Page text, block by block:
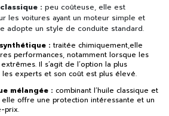
: peu coûteuse, elle est
les voitures ayant un moteur simple et
adopte un style de conduite standard.
: traitée chimiquement,elle
performances, notamment lorsque les
Il s’agit de l’option la plus
experts et son coût est plus élevé.
mélangée : combinant l’huile classique et
elle offre une protection intéressante et un
prix.